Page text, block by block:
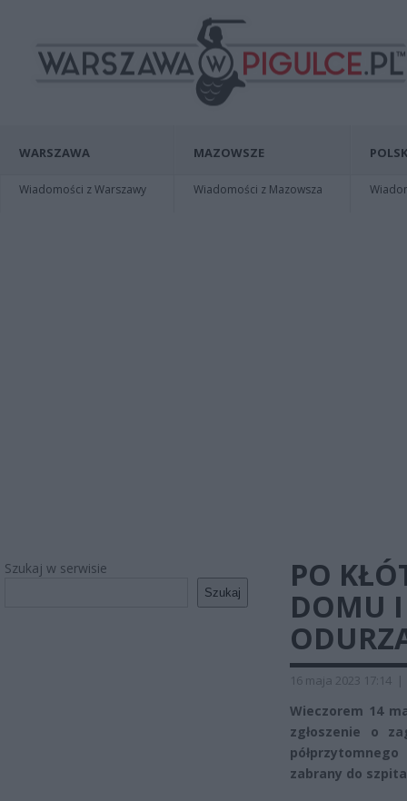
WARSZAWA
Wiadomości z Warszawy
MAZOWSZE
Wiadomości z Mazowsza
Szukaj w serwisie
Szukaj
PO
DOMU
16 maja 2023 17:14 |
Wieczorem 14
zgłoszenie o
zabrany do